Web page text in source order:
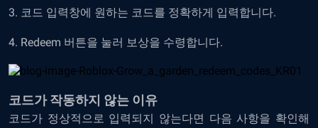
3. 코드 입력창에 원하는 코드를 정확하게 입력합니다.
4. Redeem 버튼을 눌러 보상을 수령합니다.
코드가 작동하지 않는 이유
코드가 정상적으로 입력되지 않는다면 다음 사항을 확인해